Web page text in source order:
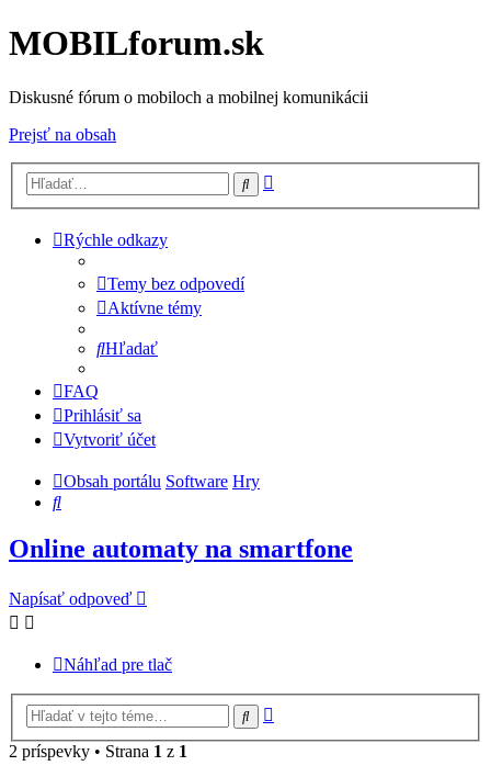
MOBILforum.sk
Diskusné fórum o mobiloch a mobilnej komunikácii
Prejsť na obsah
Hľadať
Rýchle odkazy
Temy bez odpovedí
Aktívne témy
Hľadať
FAQ
Prihlásiť sa
Vytvoriť účet
Obsah portálu Software Hry
Hľadať
Online automaty na smartfone
Napísať odpoveď
Náhľad pre tlač
Hľadať
2 príspevky • Strana 1 z 1